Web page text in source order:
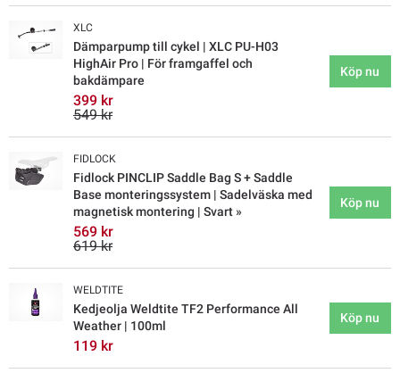
XLC
Dämparpump till cykel | XLC PU-H03
HighAir Pro | För framgaffel och
bakdämpare
399 kr
549 kr
Köp nu
FIDLOCK
Fidlock PINCLIP Saddle Bag S + Saddle
Base monteringssystem | Sadelväska med
magnetisk montering | Svart »
569 kr
619 kr
Köp nu
WELDTITE
Kedjeolja Weldtite TF2 Performance All
Weather | 100ml
119 kr
Köp nu